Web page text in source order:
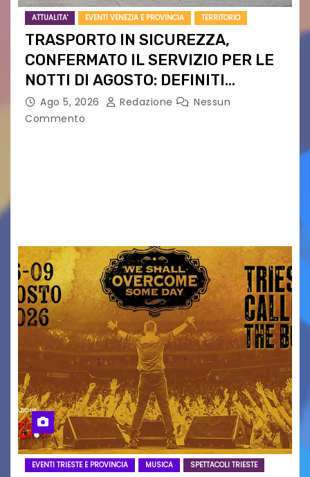
ATTUALITA' EVENTI VENEZIA E PROVINCIA TERRITORIO
TRASPORTO IN SICUREZZA,
CONFERMATO IL SERVIZIO PER LE
NOTTI DI AGOSTO: DEFINITI
PERCORSI, FERMATE E ORARIO
Ago 5, 2026 Redazione
Nessun
Commento
EVENTI TRIESTE E PROVINCIA MUSICA SPETTACOLI TRIESTE